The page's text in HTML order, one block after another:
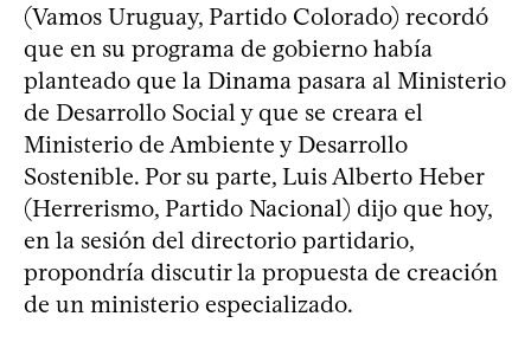
(Vamos Uruguay, Partido Colorado) recordó
que en su programa de gobierno había
planteado que la Dinama pasara al Ministerio
de Desarrollo Social y que se creara el
Ministerio de Ambiente y Desarrollo
Sostenible. Por su parte, Luis Alberto Heber
(Herrerismo, Partido Nacional) dijo que hoy,
en la sesión del directorio partidario,
propondría discutir la propuesta de creación
de un ministerio especializado.